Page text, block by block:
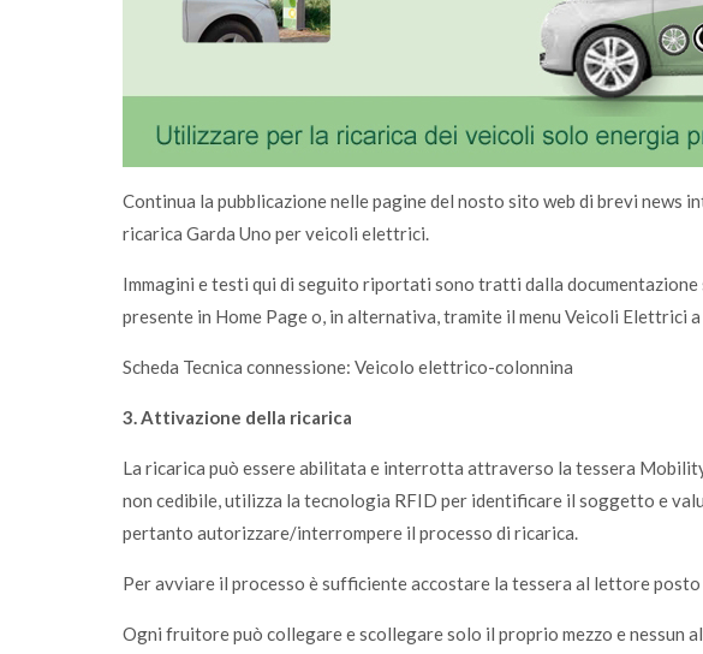
Continua la pubblicazione nelle pagine del nosto sito web di brevi news
ricarica Garda Uno per veicoli elettrici.
Immagini e testi qui di seguito riportati sono tratti dalla
presente in Home Page o, in alternativa, tramite il menu Veicoli Elettrici
Scheda Tecnica connessione: Veicolo elettrico-colonnina
3. Attivazione della ricarica
La ricarica può essere abilitata e interrotta attraverso la tessera
non cedibile, utilizza la tecnologia RFID per identificare il soggetto e
pertanto autorizzare/interrompere il processo di ricarica.
Per avviare il processo è sufficiente accostare la tessera al lettore
Ogni fruitore può collegare e scollegare solo il proprio mezzo e nessun